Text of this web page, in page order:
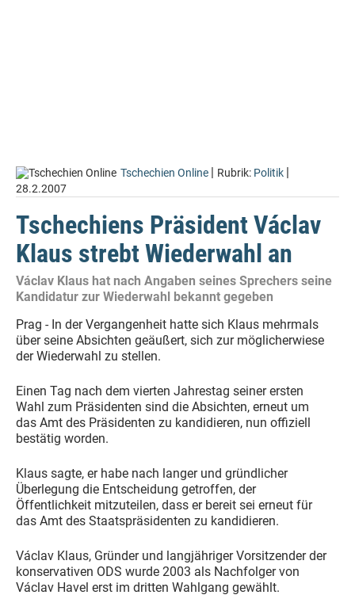
Tschechien Online | Rubrik: Politik |
28.2.2007
Tschechiens Präsident Václav
Klaus strebt Wiederwahl an
Václav Klaus hat nach Angaben seines Sprechers seine
Kandidatur zur Wiederwahl bekannt gegeben
Prag - In der Vergangenheit hatte sich Klaus mehrmals
über seine Absichten geäußert, sich zur möglicherwiese
der Wiederwahl zu stellen.
Einen Tag nach dem vierten Jahrestag seiner ersten
Wahl zum Präsidenten sind die Absichten, erneut um
das Amt des Präsidenten zu kandidieren, nun offiziell
bestätig worden.
Klaus sagte, er habe nach langer und gründlicher
Überlegung die Entscheidung getroffen, der
Öffentlichkeit mitzuteilen, dass er bereit sei erneut für
das Amt des Staatspräsidenten zu kandidieren.
Václav Klaus, Gründer und langjähriger Vorsitzender der
konservativen ODS wurde 2003 als Nachfolger von
Václav Havel erst im dritten Wahlgang gewählt.